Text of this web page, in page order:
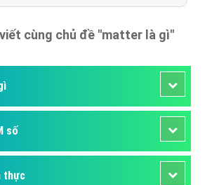
cùng chủ đề "matter là gì"
số
thực